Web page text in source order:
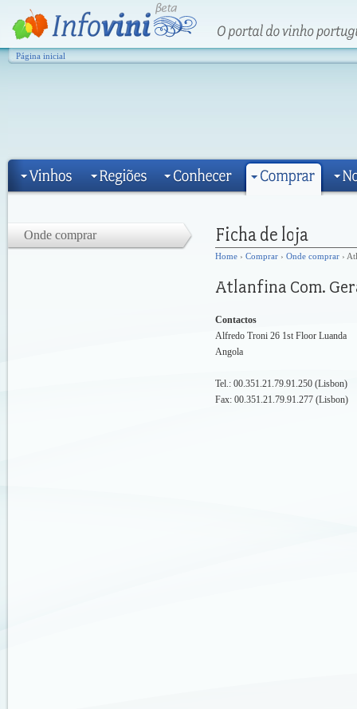
Página inicial
Onde comprar
Home › Comprar › Onde comprar ›
Contactos
Alfredo Troni 26 1st Floor Luanda
Angola
Tel.: 00.351.21.79.91.250 (Lisbon)
Fax: 00.351.21.79.91.277 (Lisbon)